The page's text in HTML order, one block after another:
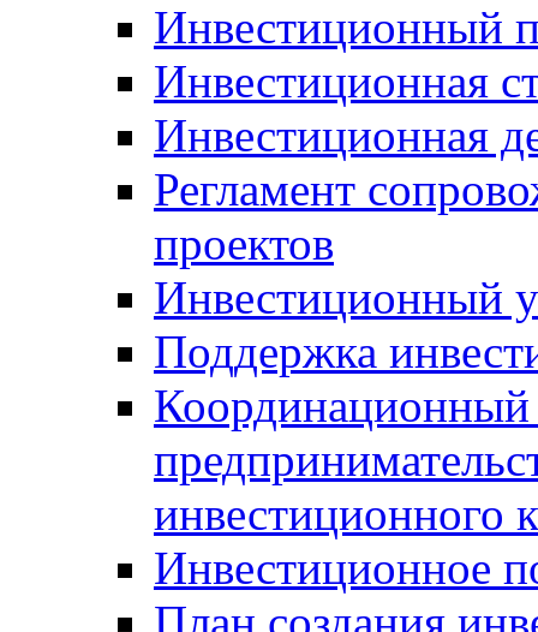
Инвестиционный
Инвестиционная
Инвестиционная
Регламент
проектов
Инвестиционный
Поддержка
Координационный
инвестиционного
Инвестиционное